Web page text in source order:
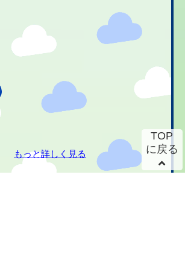
もっと詳しく見る
TOP
に戻る